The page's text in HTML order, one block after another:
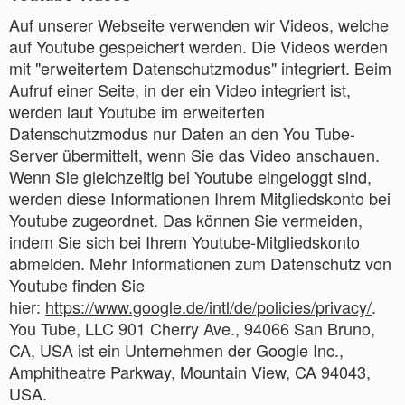
Auf unserer Webseite verwenden wir Videos, welche
auf Youtube gespeichert werden. Die Videos werden
mit "erweitertem Datenschutzmodus" integriert. Beim
Aufruf einer Seite, in der ein Video integriert ist,
werden laut Youtube im erweiterten
Datenschutzmodus nur Daten an den You Tube-
Server übermittelt, wenn Sie das Video anschauen.
Wenn Sie gleichzeitig bei Youtube eingeloggt sind,
werden diese Informationen Ihrem Mitgliedskonto bei
Youtube zugeordnet. Das können Sie vermeiden,
indem Sie sich bei Ihrem Youtube-Mitgliedskonto
abmelden. Mehr Informationen zum Datenschutz von
Youtube finden Sie
hier: https://www.google.de/intl/de/policies/privacy/.
You Tube, LLC 901 Cherry Ave., 94066 San Bruno,
CA, USA ist ein Unternehmen der Google Inc.,
Amphitheatre Parkway, Mountain View, CA 94043,
USA.